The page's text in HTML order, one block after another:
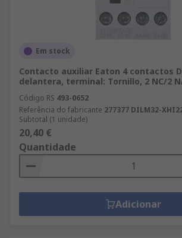
Em stock
Contacto auxiliar Eaton 4 contactos
delantera, terminal: Tornillo, 2 NC/2
Código RS 493-0652
Referência do fabricante 277377 DILM32-
Subtotal (1 unidade)
20,40 €
Quantidade
Adicionar